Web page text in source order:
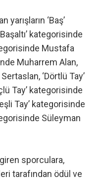
‘Baş’
kategorisinde
Mustafa
Muharrem Alan,
‘Dörtlü Tay’
Tay’ kategorisinde
Tay’ kategorisinde
Süleyman
sporculara,
tarafından ödül ve